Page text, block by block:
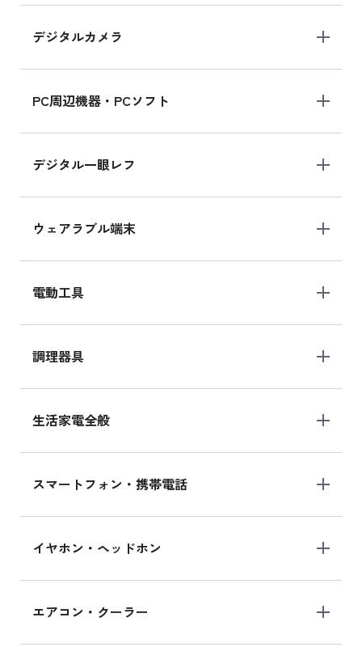
デジタルカメラ
PC周辺機器・PCソフト
デジタル一眼レフ
ウェアラブル端末
電動工具
調理器具
生活家電全般
スマートフォン・携帯電話
イヤホン・ヘッドホン
エアコン・クーラー
MK2K3J/Aの新品買取価格はこちら